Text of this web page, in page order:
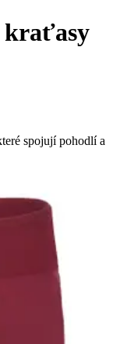
kraťasy
spojují pohodlí a